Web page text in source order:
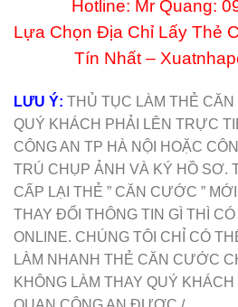
Hotline: Mr Quang:
Lựa Chọn Địa Chỉ Lấy Thẻ
Tín Nhất –
LƯU Ý: THỦ TỤC LÀM THẺ
QUÝ KHÁCH PHẢI LÊN TRỰC
CÔNG AN TP HÀ NỘI HOẶC
TRÚ CHỤP ẢNH VÀ KÝ HỒ SƠ.
CẤP LẠI THẺ ” CĂN CƯỚC ”
THAY ĐỔI THÔNG TIN GÌ THÌ
ONLINE. CHÚNG TÔI CHỈ CÓ
LÀM NHANH THẺ CĂN CƯỚC
KHÔNG LÀM THAY QUÝ